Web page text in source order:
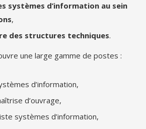
systèmes d’information au sein
,
des structures techniques.
une large gamme de postes :
d’information,
d’ouvrage,
systèmes d’information,